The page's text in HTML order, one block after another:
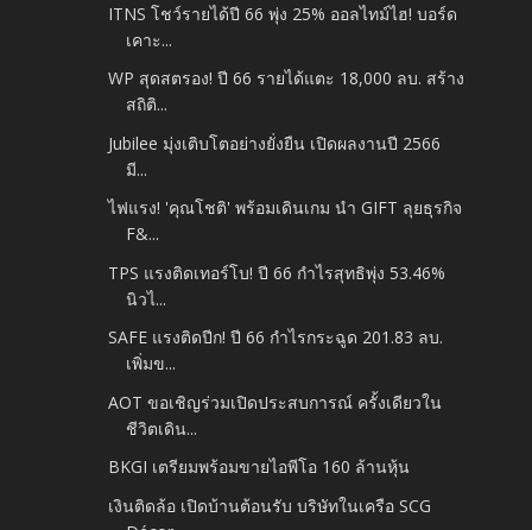
ITNS โชว์รายได้ปี 66 พุ่ง 25% ออลไทม์ไฮ! บอร์ด
เคาะ...
WP สุดสตรอง! ปี 66 รายได้แตะ 18,000 ลบ. สร้าง
สถิติ...
Jubilee มุ่งเติบโตอย่างยั่งยืน เปิดผลงานปี 2566
มี...
ไฟแรง! 'คุณโชติ' พร้อมเดินเกม นำ GIFT ลุยธุรกิจ
F&...
TPS แรงติดเทอร์โบ! ปี 66 กำไรสุทธิพุ่ง 53.46%
นิวไ...
SAFE แรงติดปีก! ปี 66 กำไรกระฉูด 201.83 ลบ.
เพิ่มข...
AOT ขอเชิญร่วมเปิดประสบการณ์ ครั้งเดียวใน
ชีวิตเดิน...
BKGI เตรียมพร้อมขายไอพีโอ 160 ล้านหุ้น
เงินติดล้อ เปิดบ้านต้อนรับ บริษัทในเครือ SCG